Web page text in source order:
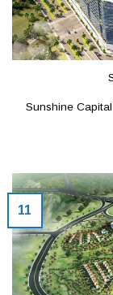
Sunshine
11